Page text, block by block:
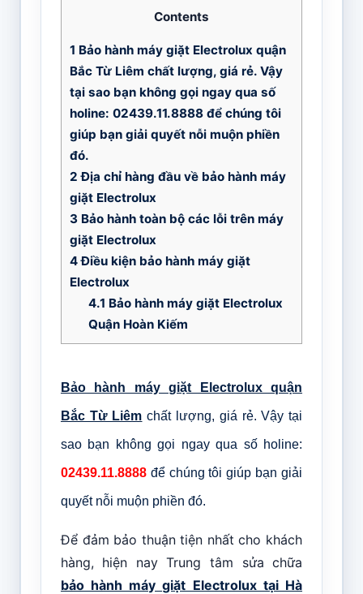
Contents
1 Bảo hành máy giặt Electrolux quận
Bắc Từ Liêm chất lượng, giá rẻ. Vậy
tại sao bạn không gọi ngay qua số
holine: 02439.11.8888 để chúng tôi
giúp bạn giải quyết nỗi muộn phiền
đó.
2 Địa chỉ hàng đầu về bảo hành máy
giặt Electrolux
3Bảo hành toàn bộ các lỗi trên máy
giặt Electrolux
4Điều kiện bảo hành máy giặt
Electrolux
4.1 Bảo hành máy giặt Electrolux
Quận Hoàn Kiếm
Bảo hành máy giặt Electrolux quận
Bắc Từ Liêm chất lượng, giá rẻ. Vậy tại
sao bạn không gọi ngay qua số holine:
02439.11.8888để chúng tôi giúp bạn giải
quyết nỗi muộn phiền đó.
Để đảm bảo thuận tiện nhất cho khách
hàng, hiện nay Trung tâm sửa chữa
bảo hành máy giặt Electrolux tại Hà